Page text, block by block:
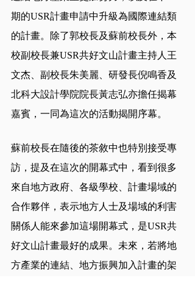
期的USR計畫申請中升級為國際連結類
的計畫。除了郭校長及蘇前校長外，本
校副校長兼USR共好文山計畫主持人王
文杰、副校長朱美麗、研發長倪鳴香及
北科大設計學院院長黃志弘亦擔任揭幕
嘉賓，一同為這次的活動揭開序幕。
蘇前校長在隨後的茶敘中也特別接受專
訪，提及在這次的開幕式中，看到很多
來自地方政府、各級學校、計畫場域的
合作夥伴，表示地方人士及場域的利害
關係人能來參加這場開幕式，是USR共
好文山計畫最好的成果。未來，若將地
方產業的連結、地方振興加入計畫的架